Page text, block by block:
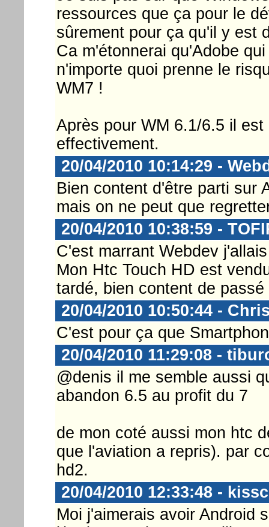
ressources que ça pour le
sûrement pour ça qu'il y est
Ca m'étonnerai qu'Adobe
n'importe quoi prenne le
WM7 !
Après pour WM 6.1/6.5 il
effectivement.
20/04/2010 10:14:29 -
Bien content d'être parti sur
mais on ne peut que
20/04/2010 10:38:59 -
C'est marrant Webdev
Mon Htc Touch HD est
tardé, bien content de passé
20/04/2010 10:50:44 -
C'est pour ça que
20/04/2010 11:29:08 -
@denis il me semble aussi
abandon 6.5 au profit du 7
de mon coté aussi mon htc
que l'aviation a repris). par
hd2.
20/04/2010 12:33:48 -
Moi j'aimerais avoir Android